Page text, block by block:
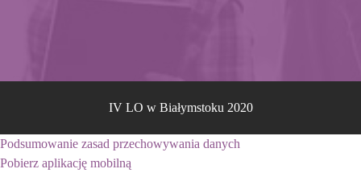
IV LO w Białymstoku 2020
Podsumowanie zasad przechowywania danych
Pobierz aplikację mobilną